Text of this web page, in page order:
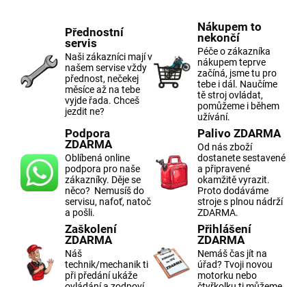
Přednostní
servis
Naši zákazníci mají v
našem servise vždy
přednost, nečekej
měsíce až na tebe
vyjde řada. Chceš
jezdit ne?
Nákupem to
nekončí
Péče o zákazníka
nákupem teprve
začíná, jsme tu pro
tebe i dál. Naučíme
tě stroj ovládat,
pomůžeme i během
užívání.
Podpora
ZDARMA
Oblíbená online
podpora pro naše
zákazníky. Děje se
něco? Nemusíš do
servisu, nafoť, natoč
a pošli.
Palivo ZDARMA
Od nás zboží
dostanete sestavené
a připravené
okamžitě vyrazit.
Proto dodáváme
stroje s plnou nádrží
ZDARMA.
Zaškolení
ZDARMA
Náš
technik/mechanik ti
při předání ukáže
Přihlášení
ZDARMA
Nemáš čas jít na
úřad? Tvoji novou
motorku nebo